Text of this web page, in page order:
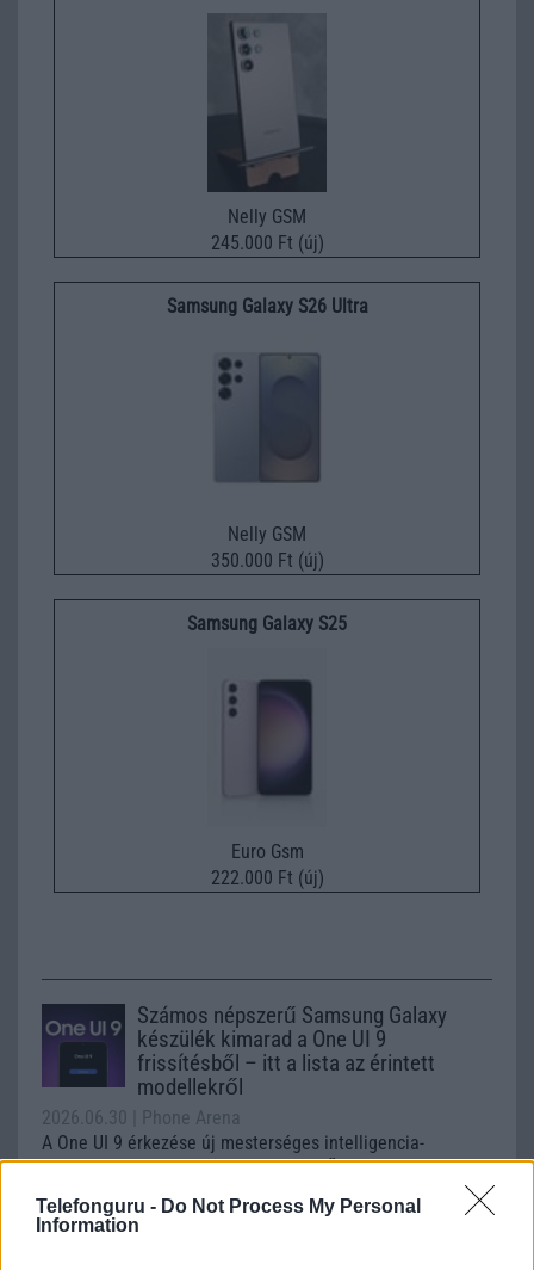
Telefonguru - Do Not Process My Personal
Information
Nelly GSM
245.000 Ft (új)
Samsung Galaxy S26 Ultra
Nelly GSM
350.000 Ft (új)
Samsung Galaxy S25
Euro Gsm
222.000 Ft (új)
Számos népszerű Samsung Galaxy
készülék kimarad a One UI 9
frissítésből – itt a lista az érintett
modellekről
2026.06.30
| Phone Arena
A One UI 9 érkezése új mesterséges intelligencia-
funkciókat és továbbfejlesztett kezelőfelületet hoz,
azonban több korábbi csúcskategóriás és középkategóriás
Galaxy készülék számára ez lesz az út vége.